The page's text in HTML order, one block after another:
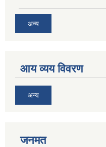
अन्य
आय व्यय विवरण
अन्य
जनमत